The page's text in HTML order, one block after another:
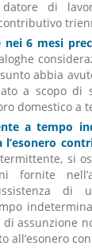
datore di
nei 6 mesi
abbia
a scopo di
domestico a
a tempo
l’esonero
si
fornite
di
assunzione
all’esonero